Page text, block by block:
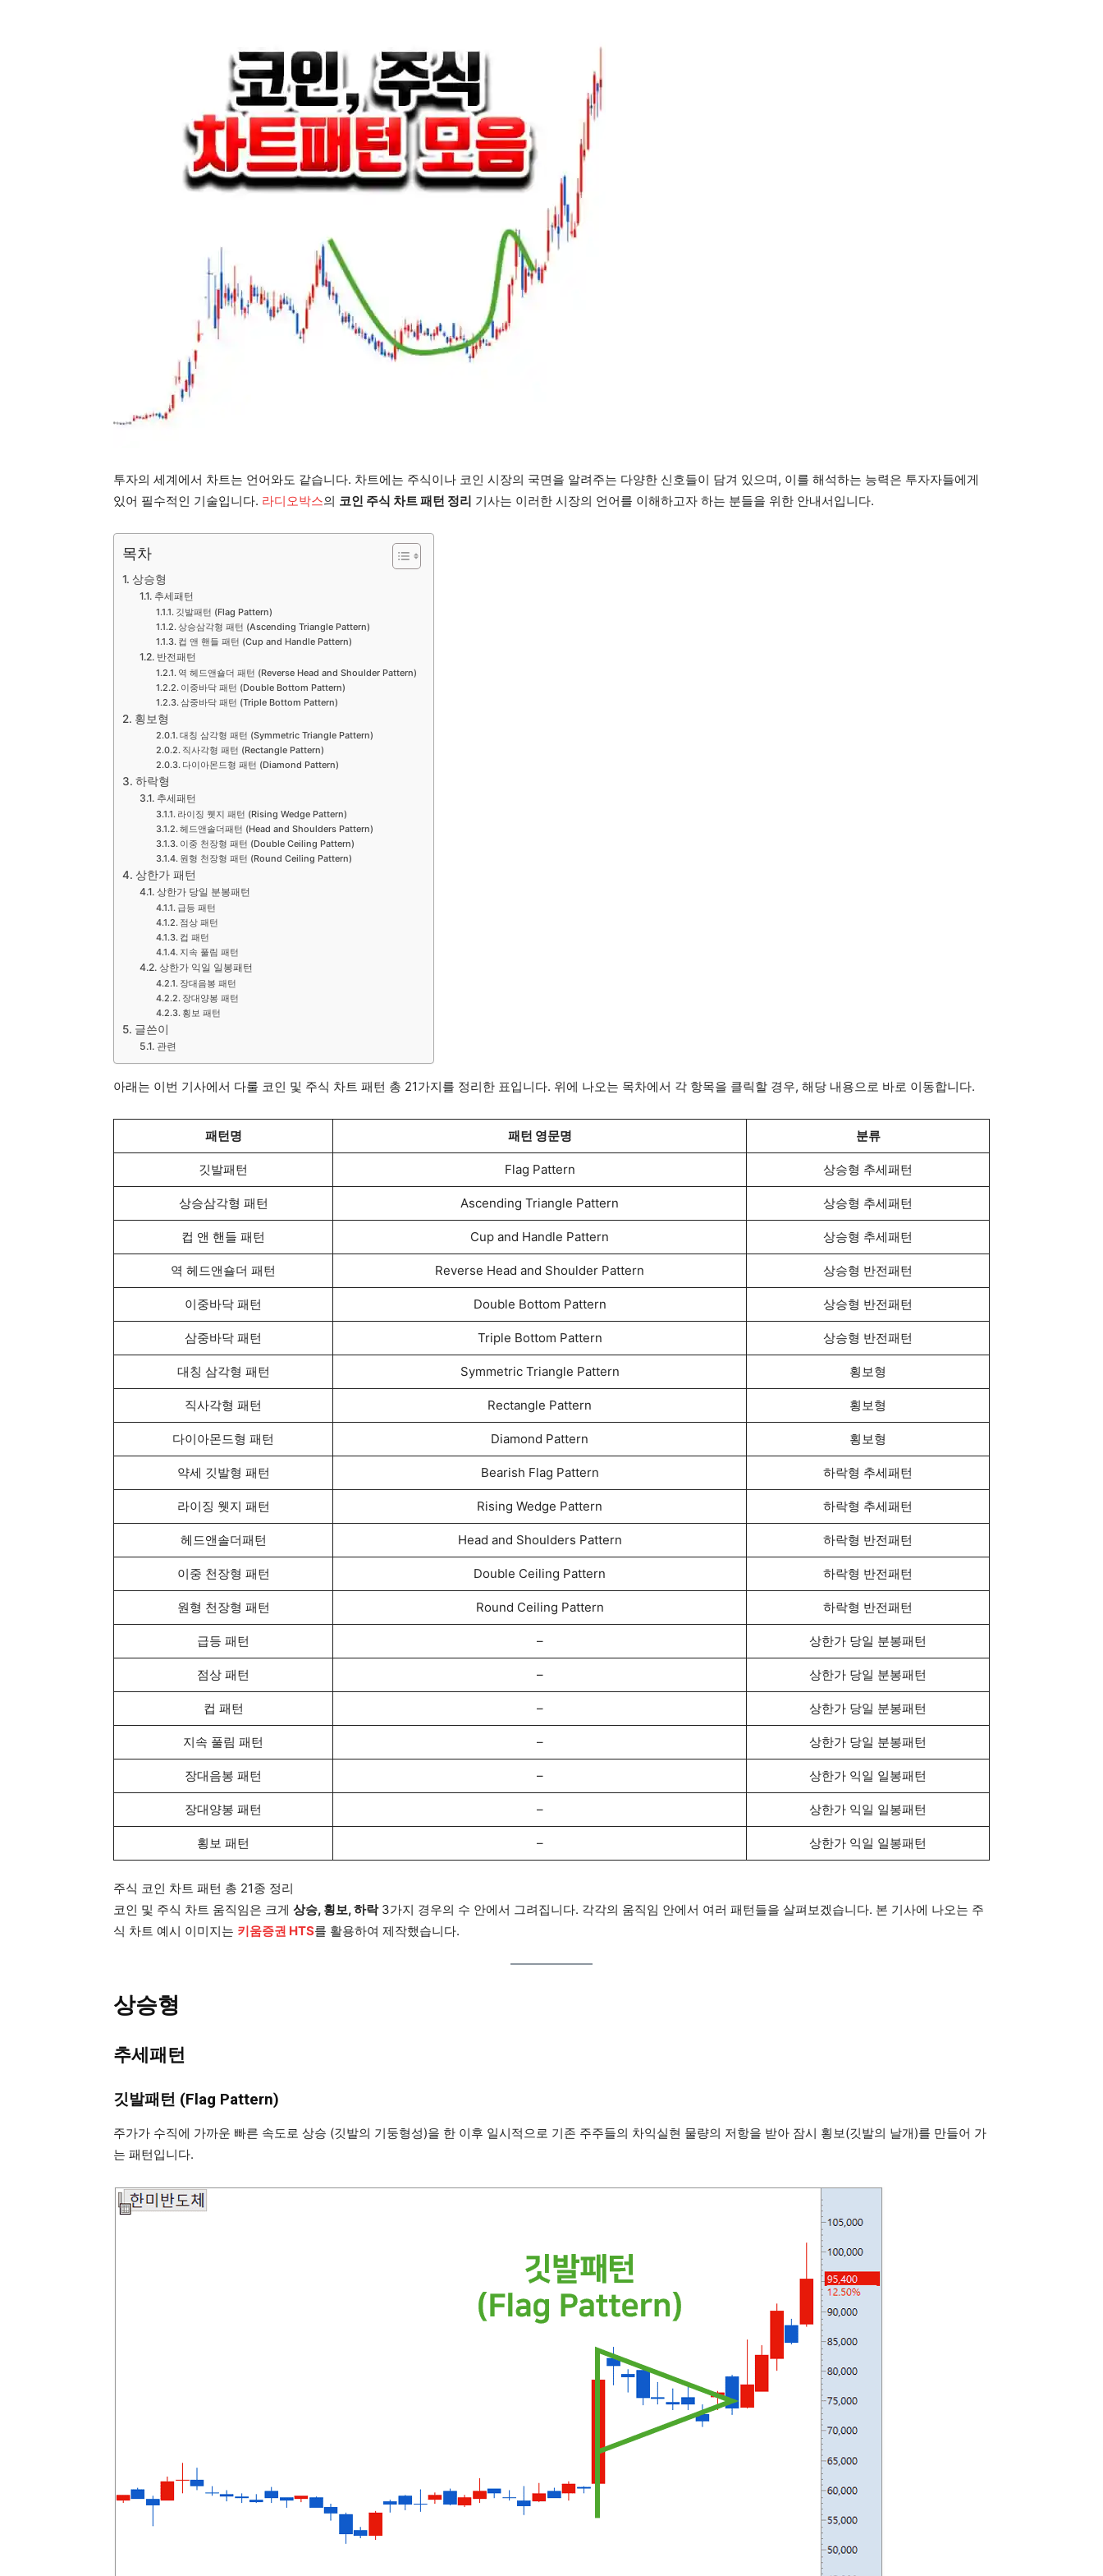
투자의 세계에서 차트는 언어와도 같습니다. 차트에는 주식이나 코인 시장의 국면을 알려주는 다양한 신호들이 담겨 있으며, 이를 해석하는 능력은 투자자들에게
있어 필수적인 기술입니다. 라디오박스의 코인 주식 차트 패턴 정리 기사는 이러한 시장의 언어를 이해하고자 하는 분들을 위한 안내서입니다.
목차
상승형
추세패턴
깃발패턴 (Flag Pattern)
상승삼각형 패턴 (Ascending Triangle Pattern)
컵 앤 핸들 패턴 (Cup and Handle Pattern)
반전패턴
역 헤드앤숄더 패턴 (Reverse Head and Shoulder Pattern)
이중바닥 패턴 (Double Bottom Pattern)
삼중바닥 패턴 (Triple Bottom Pattern)
횡보형
대칭 삼각형 패턴 (Symmetric Triangle Pattern)
직사각형 패턴 (Rectangle Pattern)
다이아몬드형 패턴 (Diamond Pattern)
하락형
추세패턴
라이징 웻지 패턴 (Rising Wedge Pattern)
헤드앤솔더패턴 (Head and Shoulders Pattern)
이중 천장형 패턴 (Double Ceiling Pattern)
원형 천장형 패턴 (Round Ceiling Pattern)
상한가 패턴
상한가 당일 분봉패턴
급등 패턴
점상 패턴
컵 패턴
지속 풀림 패턴
상한가 익일 일봉패턴
장대음봉 패턴
장대양봉 패턴
횡보 패턴
글쓴이
관련
아래는 이번 기사에서 다룰 코인 및 주식 차트 패턴 총 21가지를 정리한 표입니다. 위에 나오는 목차에서 각 항목을 클릭할 경우, 해당 내용으로 바로 이동합니다.
패턴명 패턴 영문명 분류
깃발패턴 Flag Pattern 상승형 추세패턴
상승삼각형 패턴 Ascending Triangle Pattern 상승형 추세패턴
컵 앤 핸들 패턴 Cup and Handle Pattern 상승형 추세패턴
역 헤드앤숄더 패턴 Reverse Head and Shoulder Pattern 상승형 반전패턴
이중바닥 패턴 Double Bottom Pattern 상승형 반전패턴
삼중바닥 패턴 Triple Bottom Pattern 상승형 반전패턴
대칭 삼각형 패턴 Symmetric Triangle Pattern 횡보형
직사각형 패턴 Rectangle Pattern 횡보형
다이아몬드형 패턴 Diamond Pattern 횡보형
약세 깃발형 패턴 Bearish Flag Pattern 하락형 추세패턴
라이징 웻지 패턴 Rising Wedge Pattern 하락형 추세패턴
헤드앤솔더패턴 Head and Shoulders Pattern 하락형 반전패턴
이중 천장형 패턴 Double Ceiling Pattern 하락형 반전패턴
원형 천장형 패턴 Round Ceiling Pattern 하락형 반전패턴
급등 패턴 – 상한가 당일 분봉패턴
점상 패턴 – 상한가 당일 분봉패턴
컵 패턴 – 상한가 당일 분봉패턴
지속 풀림 패턴 – 상한가 당일 분봉패턴
장대음봉 패턴 – 상한가 익일 일봉패턴
장대양봉 패턴 – 상한가 익일 일봉패턴
횡보 패턴 – 상한가 익일 일봉패턴
주식 코인 차트 패턴 총 21종 정리
코인 및 주식 차트 움직임은 크게 상승, 횡보, 하락3가지 경우의 수 안에서 그려집니다. 각각의 움직임 안에서 여러 패턴들을 살펴보겠습니다. 본 기사에 나오는 주
식 차트 예시 이미지는 키움증권 HTS를 활용하여 제작했습니다.
상승형
추세패턴
깃발패턴 (Flag Pattern)
주가가 수직에 가까운 빠른 속도로 상승 (깃발의 기둥형성)을 한 이후 일시적으로 기존 주주들의 차익실현 물량의 저항을 받아 잠시 횡보(깃발의 날개)를 만들어 가
는 패턴입니다.